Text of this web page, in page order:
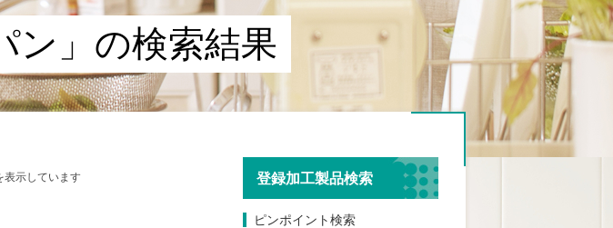
ン」の検索結果
表示しています 登録加工製品検索
ピンポイント検索